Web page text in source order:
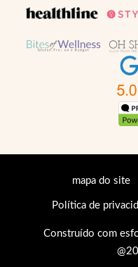
mapa do site
Política de
Construído com